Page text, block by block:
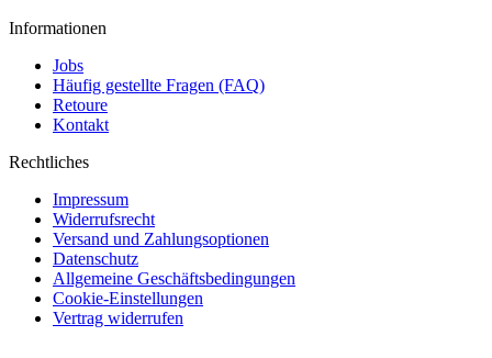
Informationen
Jobs
Häufig gestellte Fragen (FAQ)
Retoure
Kontakt
Rechtliches
Impressum
Widerrufsrecht
Versand und Zahlungsoptionen
Datenschutz
Allgemeine Geschäftsbedingungen
Cookie-Einstellungen
Vertrag widerrufen